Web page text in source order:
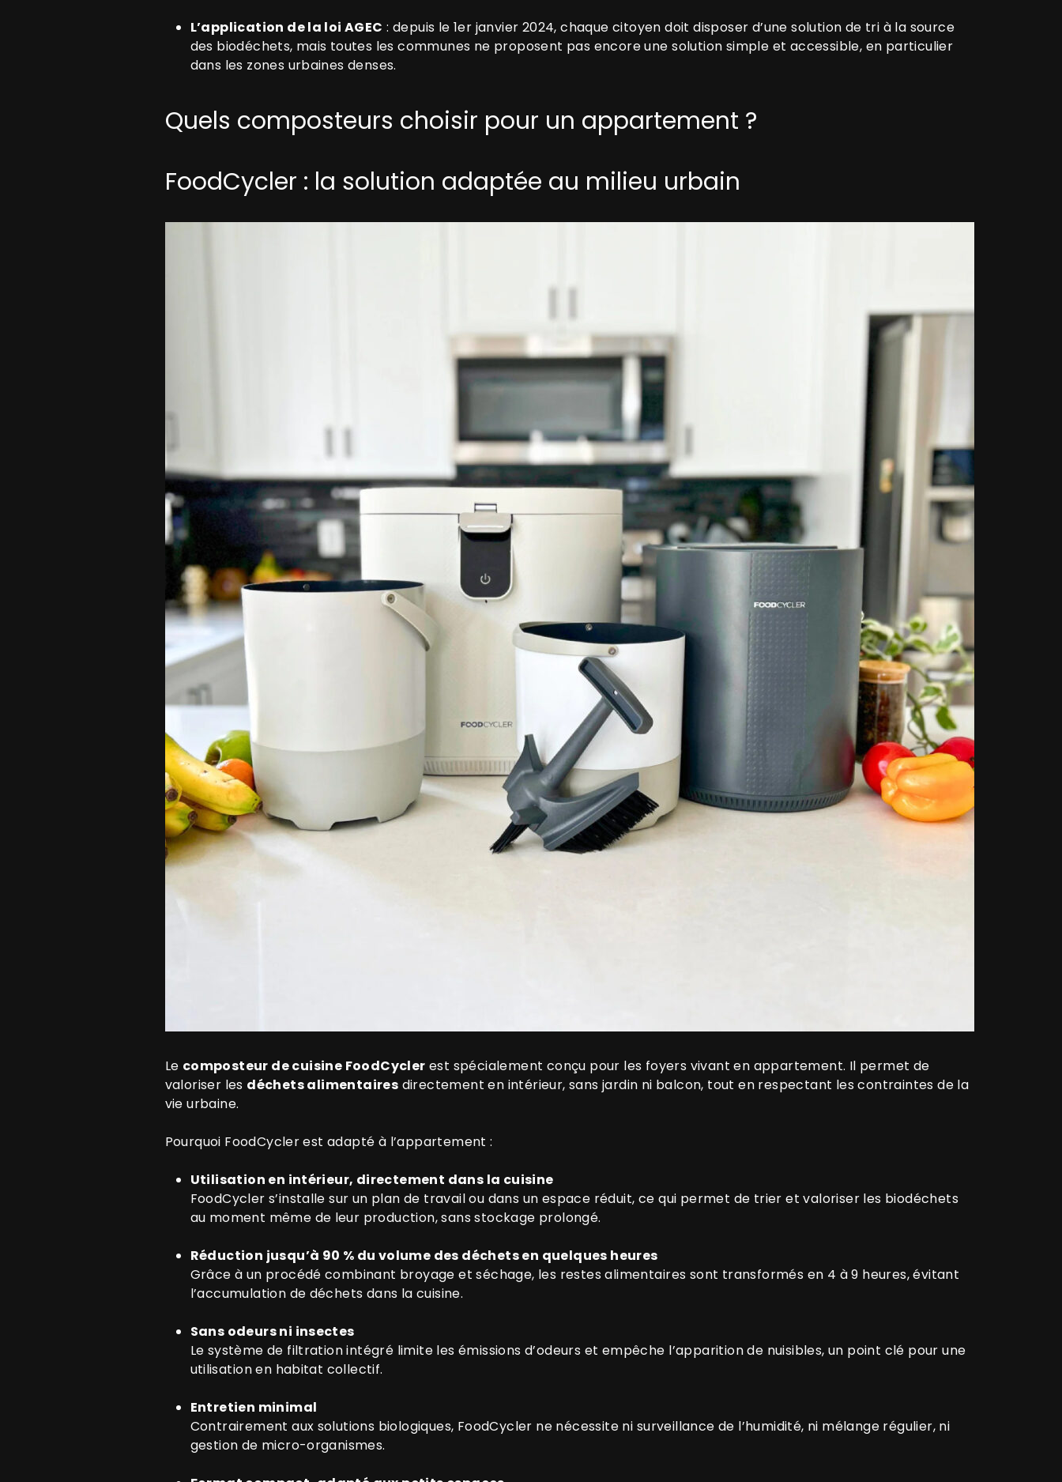
L’application de la loi AGEC : depuis le 1er janvier 2024, chaque citoyen doit disposer d’une solution de tri à la source
des biodéchets, mais toutes les communes ne proposent pas encore une solution simple et accessible, en particulier
dans les zones urbaines denses.
Quels composteurs choisir pour un appartement ?
FoodCycler : la solution adaptée au milieu urbain
Le composteur de cuisine FoodCycler est spécialement conçu pour les foyers vivant en appartement. Il permet de
valoriser les déchets alimentaires directement en intérieur, sans jardin ni balcon, tout en respectant les contraintes de la
vie urbaine.
Pourquoi FoodCycler est adapté à l’appartement :
Utilisation en intérieur, directement dans la cuisine
FoodCycler s’installe sur un plan de travail ou dans un espace réduit, ce qui permet de trier et valoriser les biodéchets
au moment même de leur production, sans stockage prolongé.
Réduction jusqu’à 90 % du volume des déchets en quelques heures
Grâce à un procédé combinant broyage et séchage, les restes alimentaires sont transformés en 4 à 9 heures, évitant
l’accumulation de déchets dans la cuisine.
Sans odeurs ni insectes
Le système de filtration intégré limite les émissions d’odeurs et empêche l’apparition de nuisibles, un point clé pour une
utilisation en habitat collectif.
Entretien minimal
Contrairement aux solutions biologiques, FoodCycler ne nécessite ni surveillance de l’humidité, ni mélange régulier, ni
gestion de micro-organismes.